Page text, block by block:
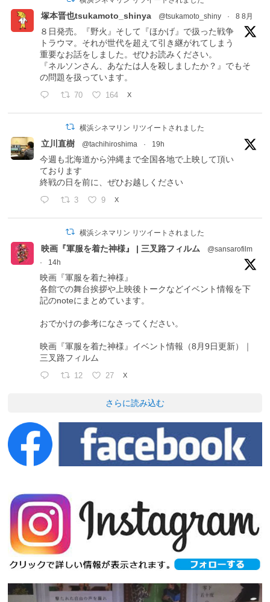
塚本晋也tsukamoto_shinya @tsukamoto_shiny · 8 8月
８日発売。『野火』そして『ほかげ』で扱った戦争
トラウマ。それが世代を超えて引き継がれてしまう
重要なお話をしました。ぜひお読みください。
『ネルソンさん、あなたは人を殺しましたか？』でもそ
の問題を扱っています。
70 164 X
横浜シネマリン リツイートされました
立川直樹 @tachihiroshima · 19h
今週も北海道から沖縄まで全国各地で上映して頂い
ております
終戦の日を前に、ぜひお越しください
3 9 X
横浜シネマリン リツイートされました
映画『軍服を着た神様』 | 三叉路フィルム
@sansarofilm
·
14h
映画『軍服を着た神様』
各館での舞台挨拶や上映後トークなどイベント情報を下
記のnoteにまとめています。
おでかけの参考になさってください。
映画『軍服を着た神様』イベント情報（8月9日更新）｜
三叉路フィルム
12 27 X
さらに読み込む